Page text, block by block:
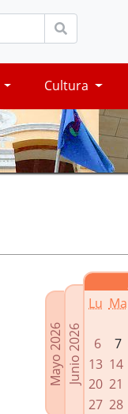
Cultura
Mayo 2026Junio 2026
Lu Ma
6
7
13 14
20 21
27 28